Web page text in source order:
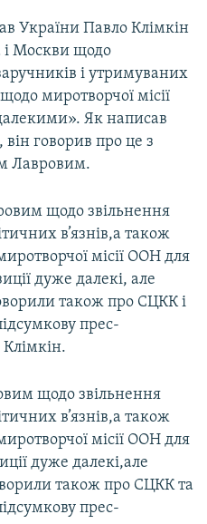
України Павло Клімкін
і Москви щодо
і утримуваних
миротворчої місії
Як написав
говорив про це з
Лавровим.
щодо звільнення
в’язнів,а також
місії ООН для
дуже далекі, але
також про СЦКК і
прес-
щодо звільнення
в’язнів,а також
місії ООН для
дуже далекі,але
також про СЦКК та
прес-